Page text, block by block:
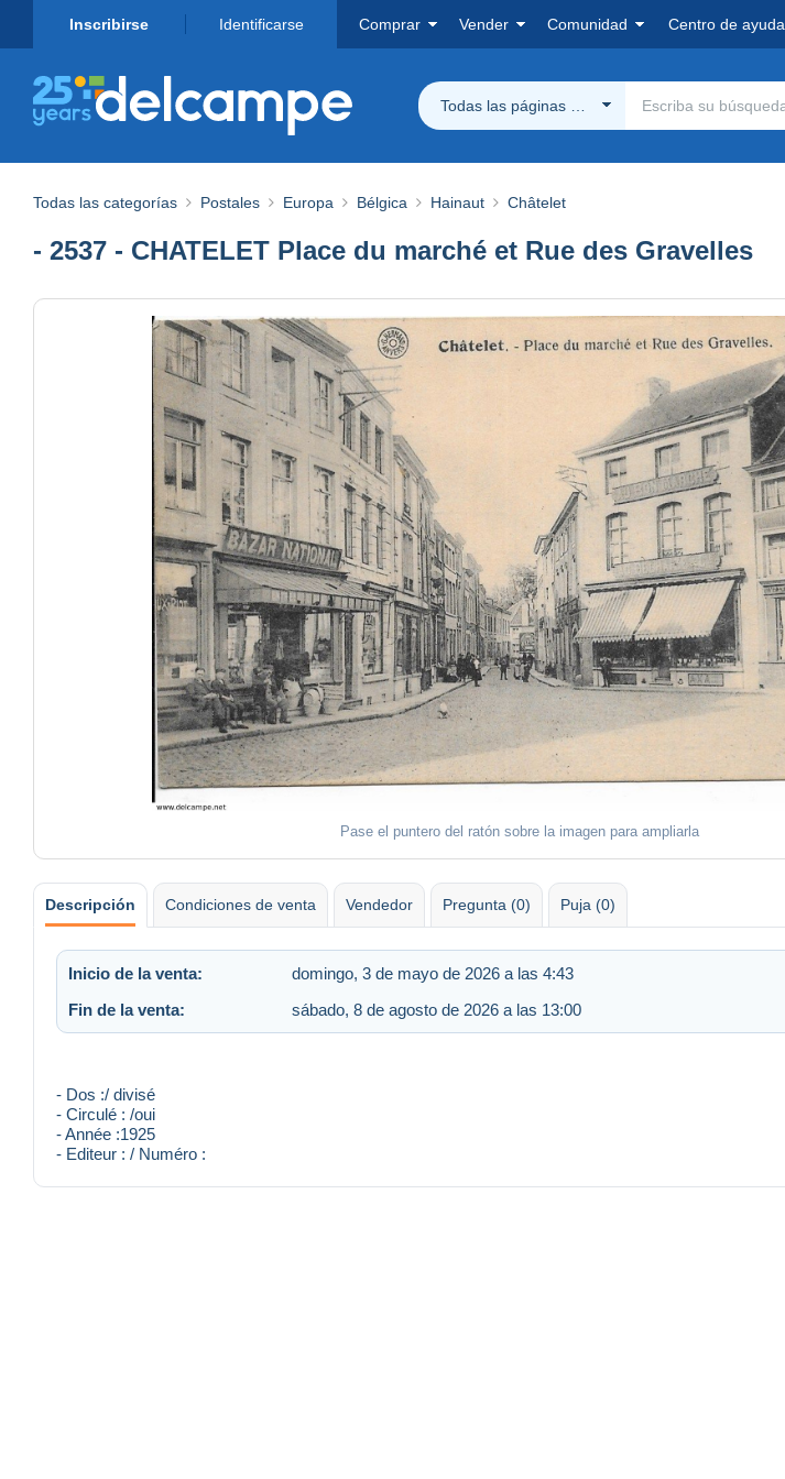
Inscribirse Identificarse Comprar Vender Comunidad Centro de ayuda
Todas las páginas Delcampe
Todas las categorías Postales Europa Bélgica Hainaut Châtelet
- 2537 - CHATELET Place du marché et Rue des Gravelles
Pase el puntero del ratón sobre la imagen para ampliarla
Descripción Condiciones de venta Vendedor Pregunta (0) Puja (0)
Inicio de la venta: domingo, 3 de mayo de 2026 a las 4:43
Fin de la venta:
sábado, 8 de agosto de 2026 a las 13:00
- Dos :/ divisé
- Circulé : /oui
- Année :1925
- Editeur : / Numéro :